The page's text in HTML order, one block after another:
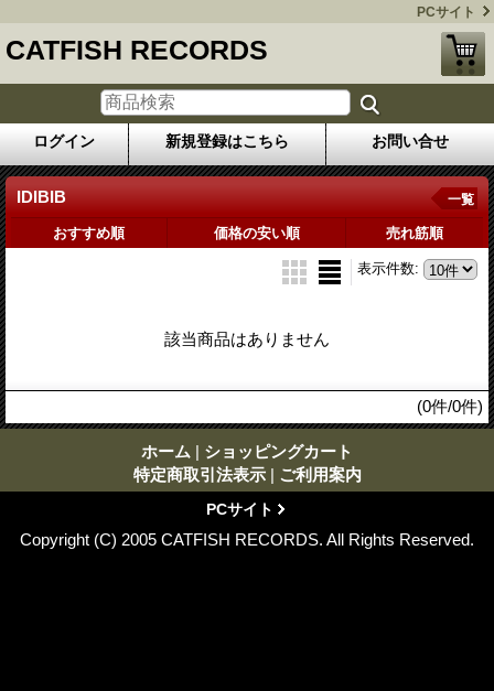
PCサイト
CATFISH RECORDS
ログイン 新規登録はこちら お問い合せ
IDIBIB 一覧
おすすめ順 価格の安い順 売れ筋順
表示件数:
該当商品はありません
(0件/0件)
ホーム | ショッピングカート
特定商取引法表示 | ご利用案内
PCサイト
Copyright (C) 2005 CATFISH RECORDS. All Rights Reserved.